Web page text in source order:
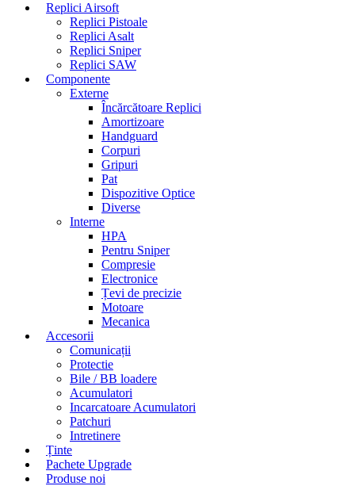
Replici Airsoft
Replici Pistoale
Replici Asalt
Replici Sniper
Replici SAW
Componente
Externe
Încărcătoare Replici
Amortizoare
Handguard
Corpuri
Gripuri
Pat
Dispozitive Optice
Diverse
Interne
HPA
Pentru Sniper
Compresie
Electronice
Țevi de precizie
Motoare
Mecanica
Accesorii
Comunicații
Protectie
Bile / BB loadere
Acumulatori
Incarcatoare Acumulatori
Patchuri
Intretinere
Ținte
Pachete Upgrade
Produse noi